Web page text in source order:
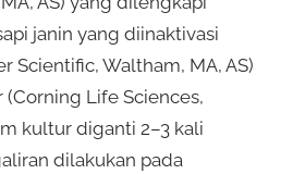
janin yang diinaktivasi
Scientific, Waltham, MA, AS)
Life Sciences,
kultur diganti 2–3 kali
dilakukan pada